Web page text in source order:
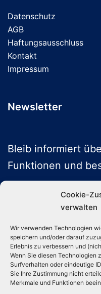
Cookie-
verwalten
Wir verwenden Technologien
speichern und/oder darauf
Erlebnis zu verbessern und
Wenn Sie diesen Technologien
Surfverhalten oder eindeutige
Sie Ihre Zustimmung nicht
Merkmale und Funktionen
Datenschutz
AGB
Haftungsausschluss
Kontakt
Impressum
Newsletter
Bleib informiert
Funktionen und
ABONNIEREN
Folge uns auf